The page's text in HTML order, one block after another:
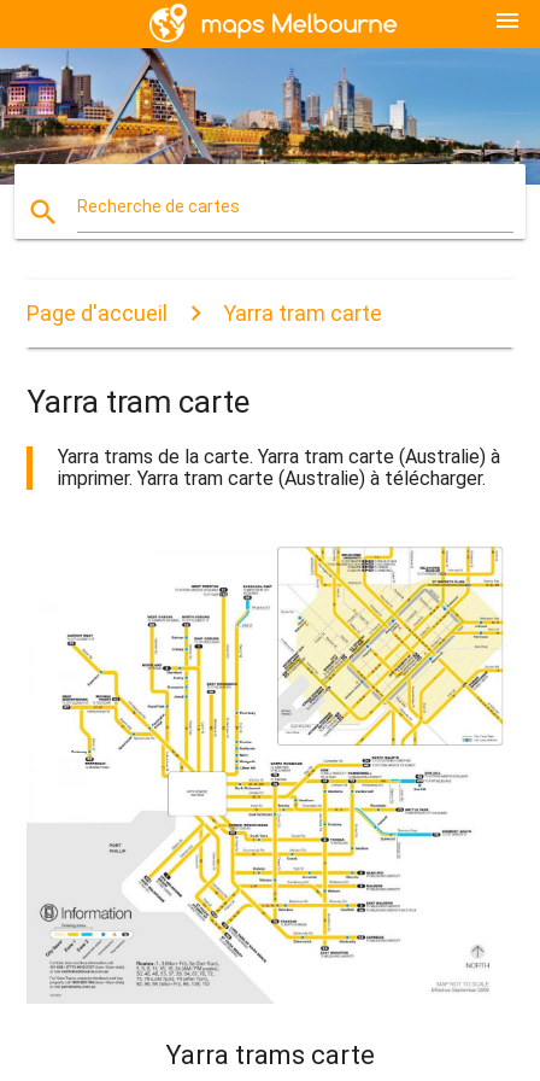
menu
search Recherche de cartes
Page d'accueil Yarra tram carte
Yarra tram carte
Yarra trams de la carte. Yarra tram carte (Australie) à
imprimer. Yarra tram carte (Australie) à télécharger.
Yarra trams carte